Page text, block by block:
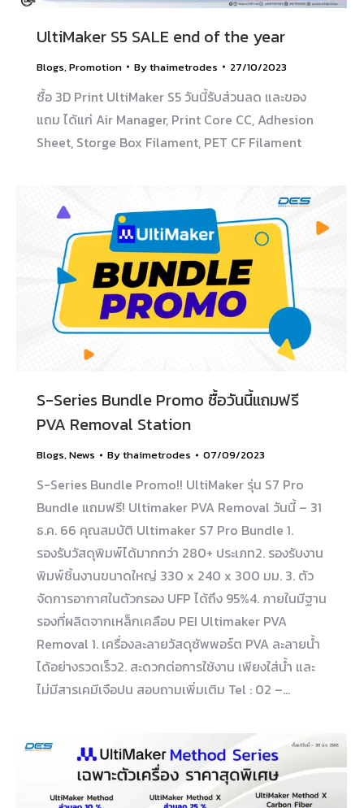
UltiMaker S5 SALE end of the year
Blogs, Promotion Bythaimetrodes 27/10/2023
ซื้อ 3D Print UltiMaker S5 วันนี้รับส่วนลด และของ
แถม ได้แก่ Air Manager, Print Core CC, Adhesion
Sheet, Storge Box Filament, PET CF Filament
S-Series Bundle Promo ซื้อวันนี้แถมฟรี
PVA Removal Station
Blogs, News Bythaimetrodes 07/09/2023
S-Series Bundle Promo!! UltiMaker รุ่น S7 Pro
Bundle แถมฟรี! Ultimaker PVA Removal วันนี้ – 31
ธ.ค. 66 คุณสมบัติ Ultimaker S7 Pro Bundle 1.
รองรับวัสดุพิมพ์ได้มากกว่า 280+ ประเภท2. รองรับงาน
พิมพ์ชิ้นงานขนาดใหญ่ 330 x 240 x 300 มม. 3. ตัว
จัดการอากาศในตัวกรอง UFP ได้ถึง 95%4. ภายในมีฐาน
รองที่ผลิตจากเหล็กเคลือบ PEI Ultimaker PVA
Removal 1. เครื่องละลายวัสดุซัพพอร์ต PVA ละลายน้ำ
ได้อย่างรวดเร็ว2. สะดวกต่อการใช้งาน เพียงใส่น้ำ และ
ไม่มีสารเคมีเจือปน สอบถามเพิ่มเติม Tel : 02 –…